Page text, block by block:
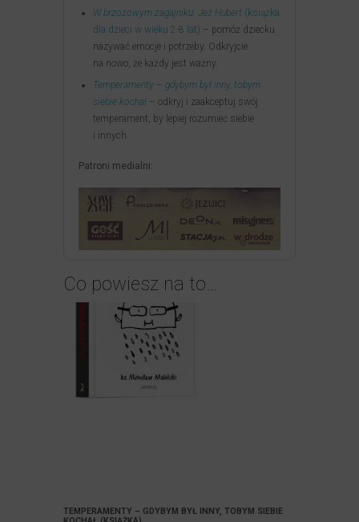
W brzozowym zagajniku: Jeż Hubert (książka
dla dzieci w wieku 2-8 lat) – pomóż dziecku
nazywać emocje i potrzeby. Odkryjcie
na nowo, że każdy jest ważny.
Temperamenty – gdybym był inny, tobym
siebie kochał – odkryj i zaakceptuj swój
temperament, by lepiej rozumieć siebie
i innych.
Patroni medialni:
Co powiesz na to…
TEMPERAMENTY – GDYBYM BYŁ INNY, TOBYM SIEBIE